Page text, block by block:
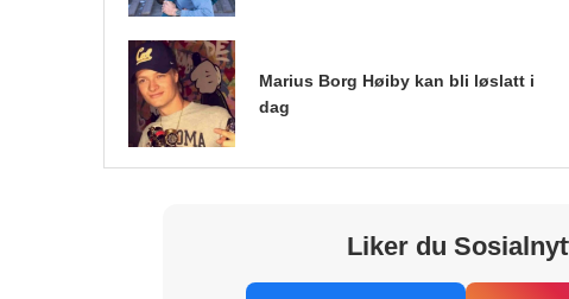
Marius Borg Høiby kan bli løslatt i
dag
Liker du